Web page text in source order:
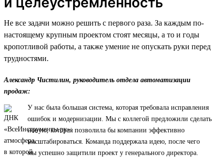
Не все задачи можно решить с первого раза. За каждым по-
настоящему крупным проектом стоят месяцы, а то и годы
кропотливой работы, а также умение не опускать руки перед
трудностями.
Александр Чистилин, руководитель отдела автоматизации
продаж:
У нас была большая система, которая требовала исправления
ошибок и модернизации. Мы с коллегой предложили сделать
новую, которая позволила бы компании эффективно
масштабироваться. Команда поддержала идею, после чего
мы успешно защитили проект у генерального директора.